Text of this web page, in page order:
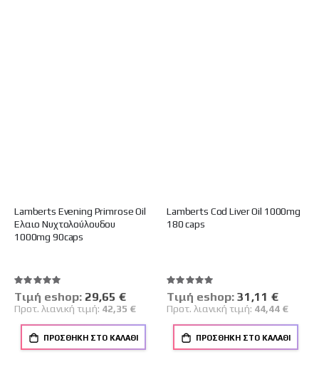
Lamberts Evening Primrose Oil
Έλαιο Νυχτολούλουδου
1000mg 90caps
Βαθμολογία:
100%
Tιμή eshop: Ειδική
Τιμή
29,65 €
Προτ. λιανική τιμή: 42,35 €
ΠΡΟΣΘΉΚΗ ΣΤΟ ΚΑΛΆΘΙ
Lamberts Cod Liver Oil 1000mg
180 caps
Βαθμολογία:
100%
Tιμή eshop: Ειδική
Τιμή
31,11 €
Προτ. λιανική τιμή: 44,44 €
ΠΡΟΣΘΉΚΗ ΣΤΟ ΚΑΛΆΘΙ